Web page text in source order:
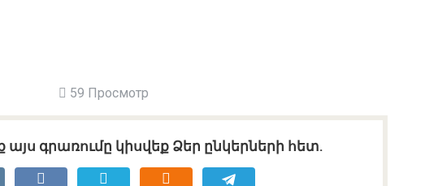
59 Просмотр
գրառումը կիսվեք Ձեր ընկերների հետ.